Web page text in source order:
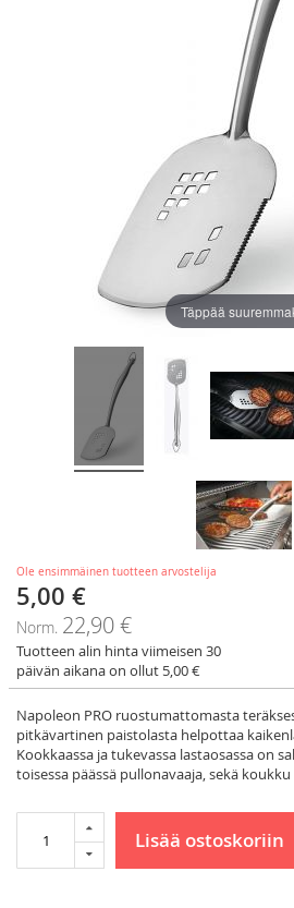
Ole ensimmäinen tuotteen arvostelija
Tarjoushinta
5,00 €
Norm. 22,90 €
Tuotteen alin hinta viimeisen 30
päivän aikana on ollut 5,00 €
Napoleon PRO ruostumattomasta
pitkävartinen paistolasta helpottaa
Kookkaassa ja tukevassa lastaosassa on
toisessa päässä pullonavaaja, sekä
Lisää ostoskoriin
Täppää